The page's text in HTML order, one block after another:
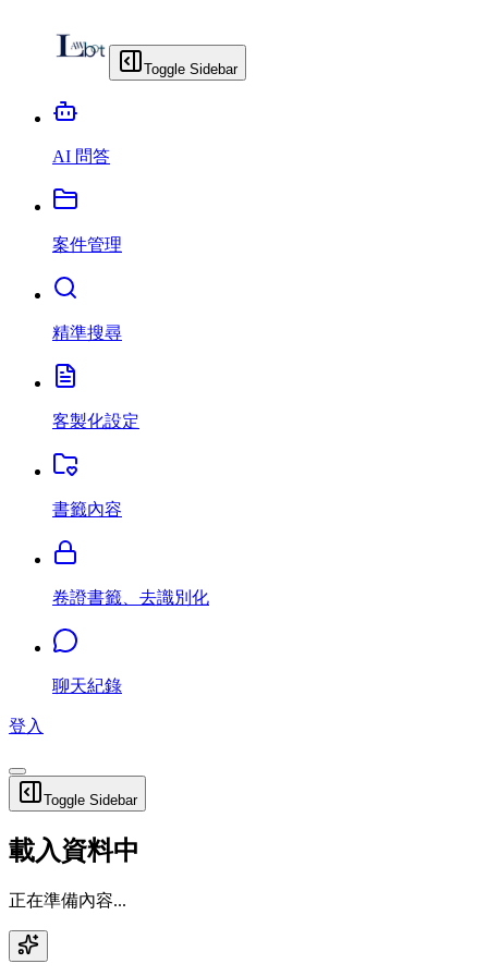
Toggle Sidebar
AI 問答
案件管理
精準搜尋
客製化設定
書籤內容
卷證書籤、去識別化
聊天紀錄
登入
Toggle Sidebar
載入資料中
正在準備內容...